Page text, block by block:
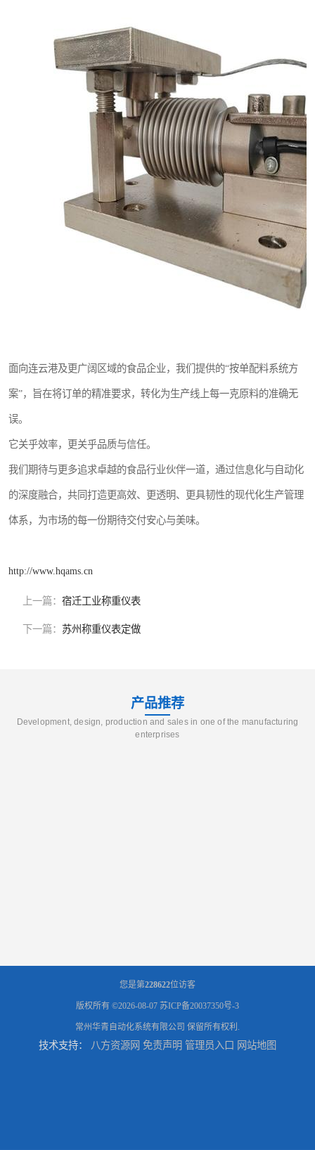
面向连云港及更广阔区域的食品企业，我们提供的“按单配料系统方
案”，旨在将订单的精准要求，转化为生产线上每一克原料的准确无
误。
它关乎效率，更关乎品质与信任。
我们期待与更多追求卓越的食品行业伙伴一道，通过信息化与自动化
的深度融合，共同打造更高效、更透明、更具韧性的现代化生产管理
体系，为市场的每一份期待交付安心与美味。
http://www.hqams.cn
上一篇： 宿迁工业称重仪表
下一篇： 苏州称重仪表定做
产品推荐
Development, design, production and sales in one of the manufacturing
enterprises
您是第228622位访客
版权所有 ©2026-08-07 苏ICP备20037350号-3
常州华青自动化系统有限公司 保留所有权利.
技术支持： 八方资源网 免责声明 管理员入口 网站地图